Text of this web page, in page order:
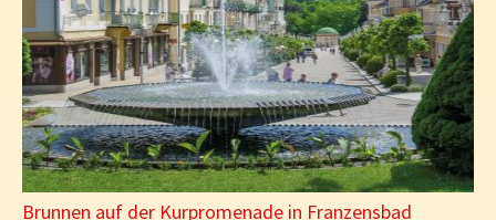
Brunnen auf der Kurpromenade in Franzensbad